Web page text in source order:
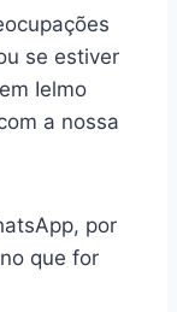
se estiver
Ielmo
a nossa
por
que for